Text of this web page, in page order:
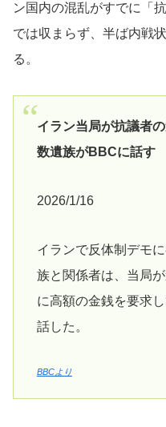
ン国内の混乱がすでに「
では収まらず、半ば内戦
る。
イラン当局が抗議者
数遺族がBBCに話す
2026/1/16
イランで反体制デモ
族と関係者は、当局
に高額の金銭を要求
話した。
BBCより